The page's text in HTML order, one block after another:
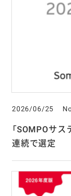
2026/06/25
「SOMPOサ
連続で選定